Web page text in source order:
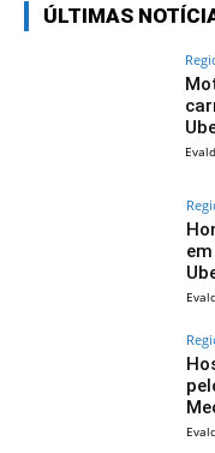
ÚLTIMAS